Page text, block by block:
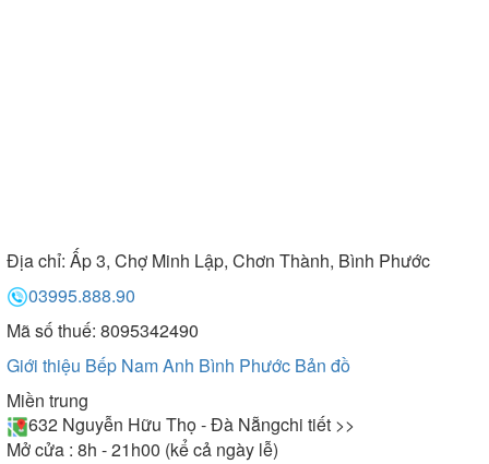
Địa chỉ: Ấp 3, Chợ Minh Lập, Chơn Thành, Bình Phước
03995.888.90
Mã số thuế: 8095342490
Giới thiệu Bếp Nam Anh Bình Phước Bản đồ
Miền trung
632 Nguyễn Hữu Thọ - Đà Nẵngchi tiết >>
Mở cửa : 8h - 21h00 (kể cả ngày lễ)